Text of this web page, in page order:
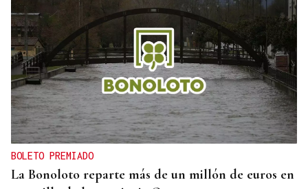
BOLETO PREMIADO
La Bonoloto reparte más de un millón de euros en